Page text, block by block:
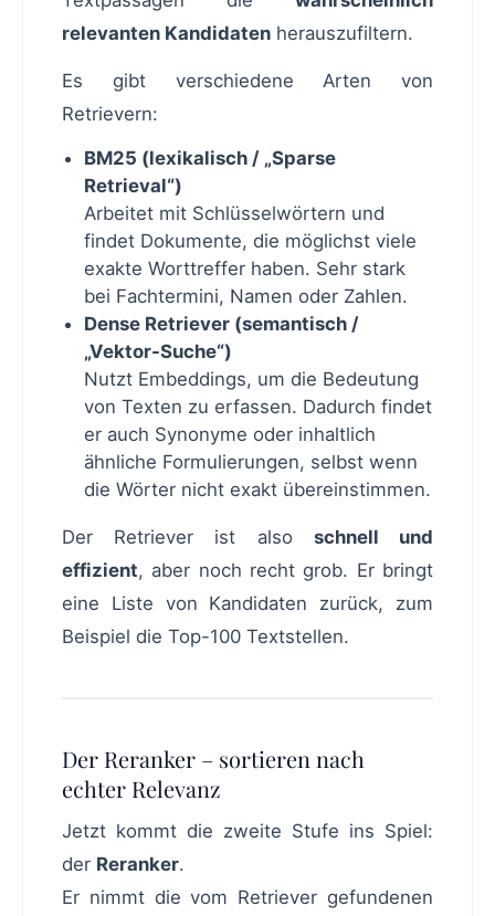
relevanten Kandidaten herauszufiltern.
Es gibt verschiedene Arten von
Retrievern:
BM25 (lexikalisch / „Sparse
Retrieval“)
Arbeitet mit Schlüsselwörtern und
findet Dokumente, die möglichst viele
exakte Worttreffer haben. Sehr stark
bei Fachtermini, Namen oder Zahlen.
Dense Retriever (semantisch /
„Vektor-Suche“)
Nutzt Embeddings, um die Bedeutung
von Texten zu erfassen. Dadurch findet
er auch Synonyme oder inhaltlich
ähnliche Formulierungen, selbst wenn
die Wörter nicht exakt übereinstimmen.
Der Retriever ist also schnell und
effizient, aber noch recht grob. Er bringt
eine Liste von Kandidaten zurück, zum
Beispiel die Top-100 Textstellen.
Der Reranker – sortieren nach
echter Relevanz
Jetzt kommt die zweite Stufe ins Spiel:
der Reranker.
Er nimmt die vom Retriever gefundenen